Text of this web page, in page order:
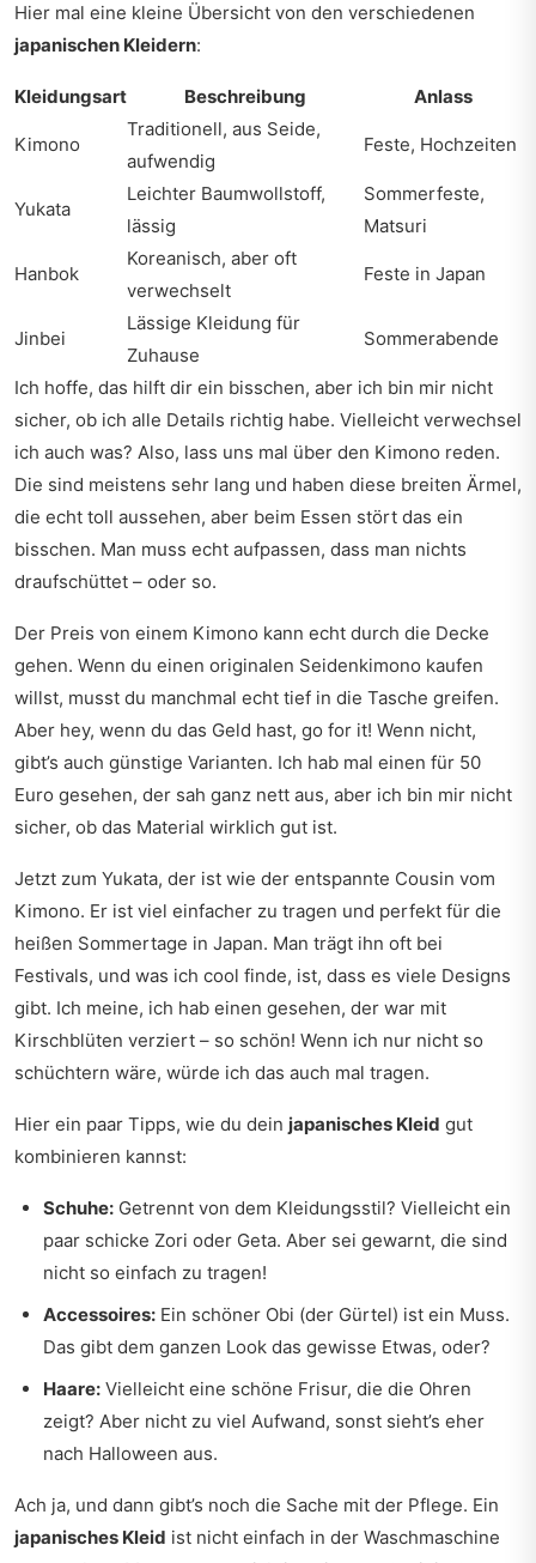
Hier mal eine kleine Übersicht von den verschiedenen
japanischen Kleidern:
Kleidungsart Beschreibung Anlass
Kimono
Traditionell, aus Seide,
aufwendig
Feste, Hochzeiten
Yukata
Leichter Baumwollstoff,
lässig
Sommerfeste,
Matsuri
Hanbok
Koreanisch, aber oft
verwechselt
Feste in Japan
Jinbei
Lässige Kleidung für
Zuhause
Sommerabende
Ich hoffe, das hilft dir ein bisschen, aber ich bin mir nicht
sicher, ob ich alle Details richtig habe. Vielleicht verwechsel
ich auch was? Also, lass uns mal über den Kimono reden.
Die sind meistens sehr lang und haben diese breiten Ärmel,
die echt toll aussehen, aber beim Essen stört das ein
bisschen. Man muss echt aufpassen, dass man nichts
draufschüttet – oder so.
Der Preis von einem Kimono kann echt durch die Decke
gehen. Wenn du einen originalen Seidenkimono kaufen
willst, musst du manchmal echt tief in die Tasche greifen.
Aber hey, wenn du das Geld hast, go for it! Wenn nicht,
gibt’s auch günstige Varianten. Ich hab mal einen für 50
Euro gesehen, der sah ganz nett aus, aber ich bin mir nicht
sicher, ob das Material wirklich gut ist.
Jetzt zum Yukata, der ist wie der entspannte Cousin vom
Kimono. Er ist viel einfacher zu tragen und perfekt für die
heißen Sommertage in Japan. Man trägt ihn oft bei
Festivals, und was ich cool finde, ist, dass es viele Designs
gibt. Ich meine, ich hab einen gesehen, der war mit
Kirschblüten verziert – so schön! Wenn ich nur nicht so
schüchtern wäre, würde ich das auch mal tragen.
Hier ein paar Tipps, wie du dein japanisches Kleid gut
kombinieren kannst:
Schuhe: Getrennt von dem Kleidungsstil? Vielleicht ein
paar schicke Zori oder Geta. Aber sei gewarnt, die sind
nicht so einfach zu tragen!
Accessoires: Ein schöner Obi (der Gürtel) ist ein Muss.
Das gibt dem ganzen Look das gewisse Etwas, oder?
Haare: Vielleicht eine schöne Frisur, die die Ohren
zeigt? Aber nicht zu viel Aufwand, sonst sieht’s eher
nach Halloween aus.
Ach ja, und dann gibt’s noch die Sache mit der Pflege. Ein
japanisches Kleid ist nicht einfach in der Waschmaschine